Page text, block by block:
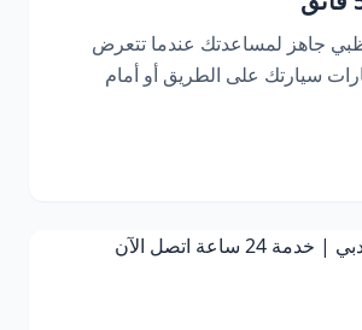
جاهز لمساعدتك عندما تتعرض
سيارتك على الطريق أو أمام